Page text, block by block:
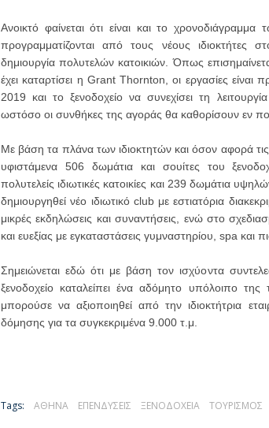
Ανοικτό φαίνεται ότι είναι και το χρονοδιάγραμμα
προγραμματίζονται από τους νέους ιδιοκτήτες
δημιουργία πολυτελών κατοικιών. Όπως
έχει καταρτίσει η Grant Thornton, οι εργασίες είναι
2019 και το ξενοδοχείο να συνεχίσει τη
ωστόσο οι συνθήκες της αγοράς θα καθορίσουν εν
Mε βάση τα πλάνα των ιδιοκτητών και όσον αφορά
υφιστάμενα 506 δωμάτια και σουίτες του
πολυτελείς ιδιωτικές κατοικίες και 239 δωμάτια
δημιουργηθεί νέο ιδιωτικό club με εστιατόρια
μικρές εκδηλώσεις και συναντήσεις, ενώ στο
και ευεξίας με εγκαταστάσεις γυμναστηρίου, spa και
Σημειώνεται εδώ ότι με βάση τον ισχύοντα
ξενοδοχείο καταλείπει ένα αδόμητο υπόλοιπο
μπορούσε να αξιοποιηθεί από την ιδιοκτήτρια
δόμησης για τα συγκεκριμένα 9.000 τ.μ.
Tags: ΑΘΗΝΑ ΕΠΕΝΔΥΣΕΙΣ ΞΕΝΟΔΟΧΕΙΑ ΤΟΥΡΙΣΜΟΣ